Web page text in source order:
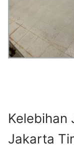
Kelebihan
Jakarta